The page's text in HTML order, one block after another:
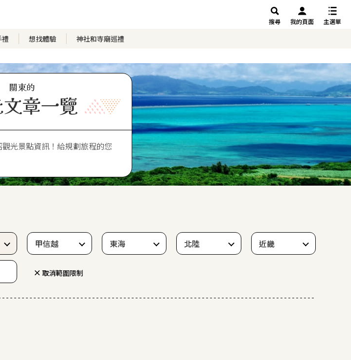
搜尋 我的頁面 主選單
想找體驗 神社和寺廟巡禮
關東的
章一覽
光景點資訊！給規劃旅程的您
甲信越 東海 北陸 近畿
取消範圍限制